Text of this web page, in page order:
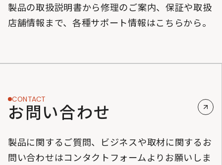
製品の取扱説明書から修理のご案内、保証や取扱
店舗情報まで、各種サポート情報はこちらから。
CONTACT
お問い合わせ
製品に関するご質問、ビジネスや取材に関するお
問い合わせはコンタクトフォームよりお願いしま